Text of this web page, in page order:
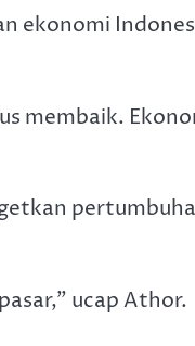
ekonomi
membaik.
ucap Athor.